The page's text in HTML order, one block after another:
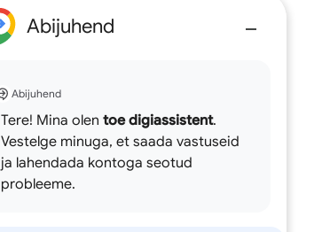
Abijuhend
Abijuhend
Tere! Mina olen toe digiassistent.
Vestelge minuga, et saada vastuseid
ja lahendada kontoga seotud
probleeme.